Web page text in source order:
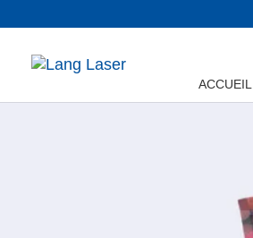
ACCUEIL